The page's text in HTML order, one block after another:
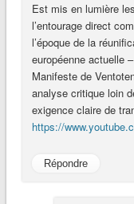
Est mis en lumière
l’entourage direct
l’époque de la
européenne actuelle
Manifeste de
analyse critique loin
exigence claire de
https://
Répondre